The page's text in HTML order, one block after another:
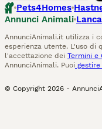
Pets4Homes
Annunci Animali
AnnunciAnimali.it utilizza i
esperienza utente. L'uso di
l'accettazione dei Termini e
AnnunciAnimali. Puoi
© Copyright 2026 -